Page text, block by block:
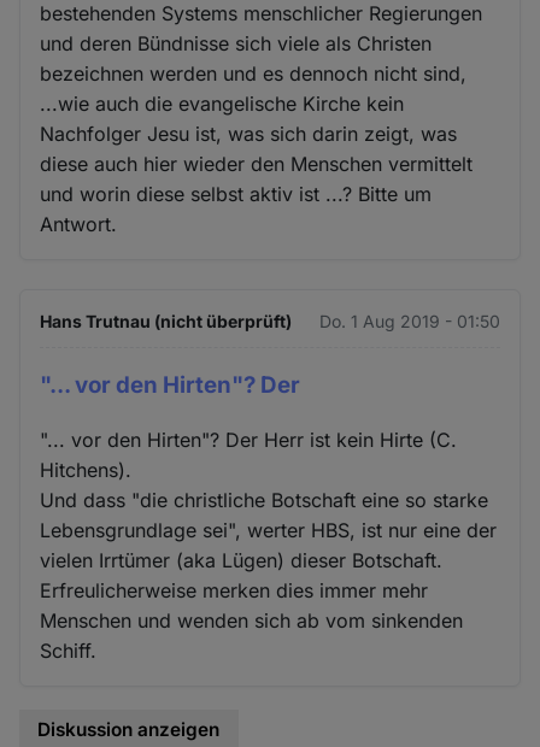
bestehenden Systems menschlicher Regierungen
und deren Bündnisse sich viele als Christen
bezeichnen werden und es dennoch nicht sind,
...wie auch die evangelische Kirche kein
Nachfolger Jesu ist, was sich darin zeigt, was
diese auch hier wieder den Menschen vermittelt
und worin diese selbst aktiv ist ...? Bitte um
Antwort.
Hans Trutnau (nicht überprüft) Do. 1 Aug 2019 - 01:50
"... vor den Hirten"? Der
"... vor den Hirten"? Der Herr ist kein Hirte (C.
Hitchens).
Und dass "die christliche Botschaft eine so starke
Lebensgrundlage sei", werter HBS, ist nur eine der
vielen Irrtümer (aka Lügen) dieser Botschaft.
Erfreulicherweise merken dies immer mehr
Menschen und wenden sich ab vom sinkenden
Schiff.
Diskussion anzeigen